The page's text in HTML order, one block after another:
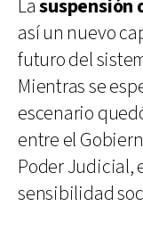
Lasuspensión
así un nuevo
futuro del
Mientras se
escenario
entre el
Poder Judicial,
sensibilidad